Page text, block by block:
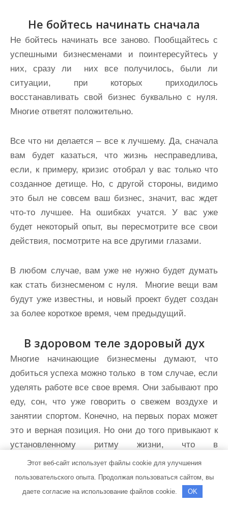
Не бойтесь начинать сначала
Не бойтесь начинать все заново. Пообщайтесь с
успешными бизнесменами и поинтересуйтесь у
них, сразу ли них все получилось, были ли
ситуации, при которых приходилось
восстанавливать свой бизнес буквально с нуля.
Многие ответят положительно.
Все что ни делается – все к лучшему. Да, сначала
вам будет казаться, что жизнь несправедлива,
если, к примеру, кризис отобрал у вас только что
созданное детище. Но, с другой стороны, видимо
это был не совсем ваш бизнес, значит, вас ждет
что-то лучшее. На ошибках учатся. У вас уже
будет некоторый опыт, вы пересмотрите все свои
действия, посмотрите на все другими глазами.
В любом случае, вам уже не нужно будет думать
как стать бизнесменом с нуля. Многие вещи вам
будут уже известны, и новый проект будет создан
за более короткое время, чем предыдущий.
В здоровом теле здоровый дух
Многие начинающие бизнесмены думают, что
добиться успеха можно только в том случае, если
уделять работе все свое время. Они забывают про
еду, сон, что уже говорить о свежем воздухе и
занятии спортом. Конечно, на первых порах может
это и верная позиция. Но они до того привыкают к
установленному ритму жизни, что в
образовавшийся вдруг выходной просто не знают,
Этот веб-сайт использует файлы cookie для улучшения
пользовательского опыта. Продолжая пользоваться сайтом, вы
даете согласие на использование файлов cookie.
OK